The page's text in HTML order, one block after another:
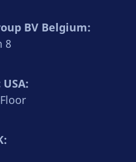
BV Belgium:
8